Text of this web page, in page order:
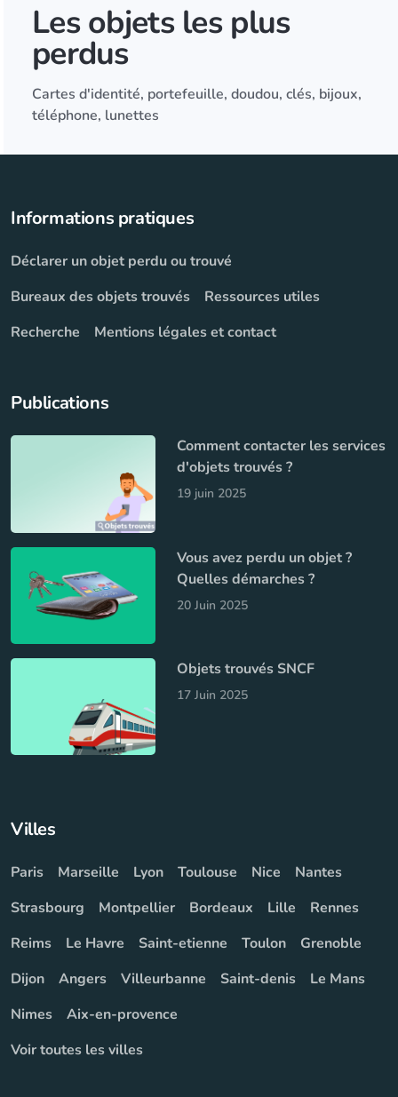
Les objets les plus
perdus
Cartes d'identité, portefeuille, doudou, clés, bijoux,
téléphone, lunettes
Informations pratiques
Déclarer un objet perdu ou trouvé
Bureaux des objets trouvés
Ressources utiles
Recherche
Mentions légales et contact
Publications
Comment contacter les services
d'objets trouvés ?
19 juin 2025
Vous avez perdu un objet ?
Quelles démarches ?
20 Juin 2025
Objets trouvés SNCF
17 Juin 2025
Villes
Paris Marseille Lyon Toulouse Nice
Nantes
Strasbourg
Montpellier Bordeaux Lille
Rennes
Reims
Le Havre Saint-etienne Toulon
Grenoble
Dijon
Angers Villeurbanne Saint-denis
Le Mans
Nimes
Aix-en-provence
Voir toutes les villes